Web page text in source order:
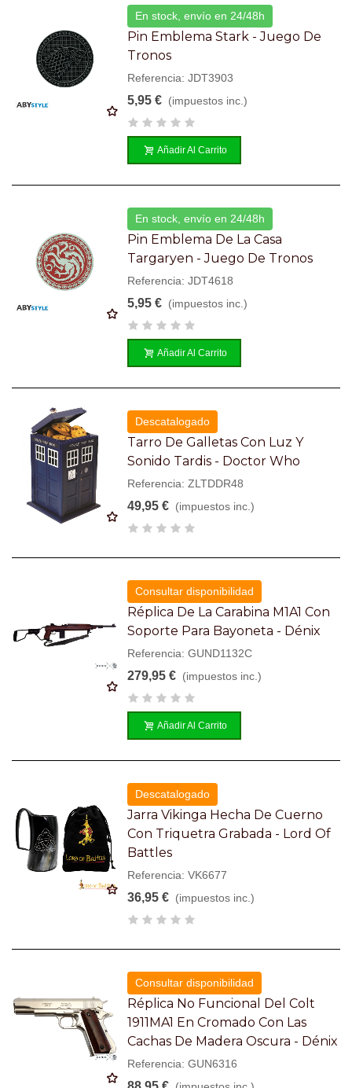
En stock, envío en 24/48h
Pin Emblema Stark - Juego De
Tronos
Referencia: JDT3903
5,95 € (impuestos inc.)
Añadir Al Carrito
En stock, envío en 24/48h
Pin Emblema De La Casa
Targaryen - Juego De Tronos
Referencia: JDT4618
5,95 € (impuestos inc.)
Añadir Al Carrito
Descatalogado
Tarro De Galletas Con Luz Y
Sonido Tardis - Doctor Who
Referencia: ZLTDDR48
49,95 € (impuestos inc.)
Consultar disponibilidad
Réplica De La Carabina M1A1 Con
Soporte Para Bayoneta - Dénix
Referencia: GUND1132C
279,95 € (impuestos inc.)
Añadir Al Carrito
Descatalogado
Jarra Vikinga Hecha De Cuerno
Con Triquetra Grabada - Lord Of
Battles
Referencia: VK6677
36,95 € (impuestos inc.)
Consultar disponibilidad
Réplica No Funcional Del Colt
1911MA1 En Cromado Con Las
Cachas De Madera Oscura - Dénix
Referencia: GUN6316